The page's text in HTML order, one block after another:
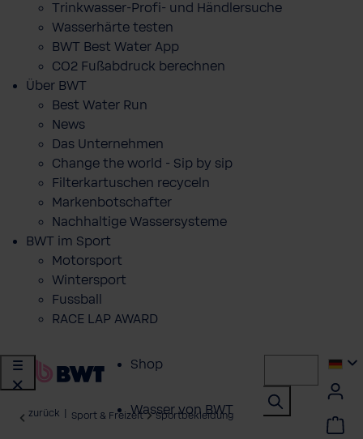
Trinkwasser-Profi- und Händlersuche
Wasserhärte testen
BWT Best Water App
CO2 Fußabdruck berechnen
Über BWT
Best Water Run
News
Das Unternehmen
Change the world - Sip by sip
Filterkartuschen recyceln
Markenbotschafter
Nachhaltige Wassersysteme
BWT im Sport
Motorsport
Wintersport
Fussball
RACE LAP AWARD
Shop
Wasser von BWT
zurück Sport & Freizeit Sportbekleidung